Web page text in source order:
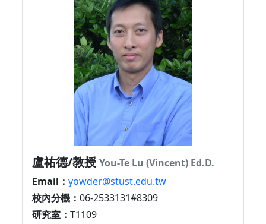
盧祐德/教授 You-Te Lu (Vincent) Ed.D.
Email： yowder@stust.edu.tw
校內分機： 06-2533131#8309
研究室： T1109